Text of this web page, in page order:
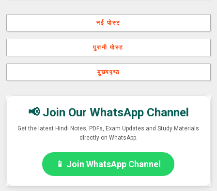
नई पोस्ट
पुरानी पोस्ट
मुख्यपृष्ठ
📢 Join Our WhatsApp Channel
Get the latest Hindi Notes, PDFs, Exam Updates and Study Materials
directly on WhatsApp.
📱 Join WhatsApp Channel